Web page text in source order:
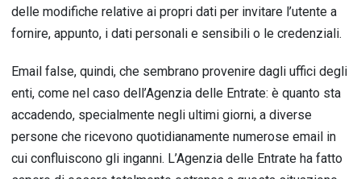
delle modifiche relative ai propri dati per invitare l’utente a
fornire, appunto, i dati personali e sensibili o le credenziali.
Email false, quindi, che sembrano provenire dagli uffici degli
enti, come nel caso dell’Agenzia delle Entrate: è quanto sta
accadendo, specialmente negli ultimi giorni, a diverse
persone che ricevono quotidianamente numerose email in
cui confluiscono gli inganni. L’Agenzia delle Entrate ha fatto